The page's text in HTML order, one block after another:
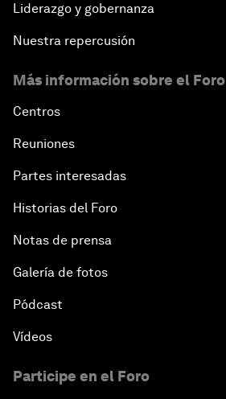
Liderazgo y gobernanza
Nuestra repercusión
Más información sobre el Foro
Centros
Reuniones
Partes interesadas
Historias del Foro
Notas de prensa
Galería de fotos
Pódcast
Vídeos
Participe en el Foro